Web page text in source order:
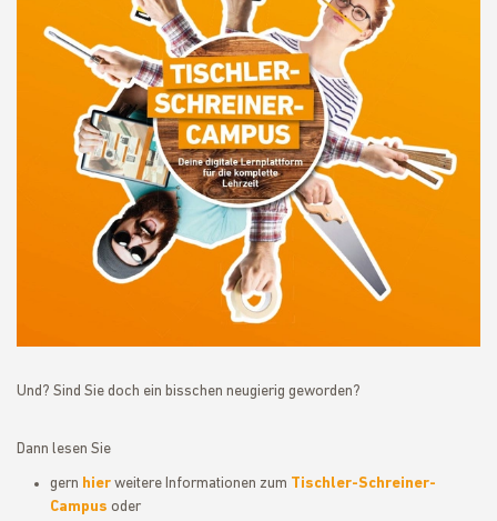
Und? Sind Sie doch ein bisschen neugierig geworden?
Dann lesen Sie
gern hier weitere Informationen zum Tischler-Schreiner-
Campus oder